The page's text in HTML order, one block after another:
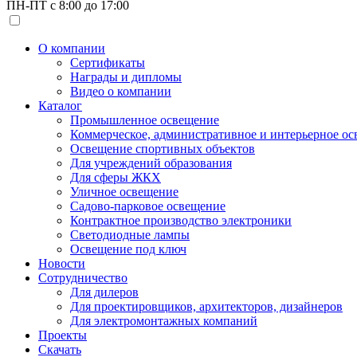
ПН-ПТ с 8:00 до 17:00
О компании
Сертификаты
Награды и дипломы
Видео о компании
Каталог
Промышленное освещение
Коммерческое, административное и интерьерное
Освещение спортивных объектов
Для учреждений образования
Для сферы ЖКХ
Уличное освещение
Садово-парковое освещение
Контрактное производство электроники
Светодиодные лампы
Освещение под ключ
Новости
Сотрудничество
Для дилеров
Для проектировщиков, архитекторов, дизайнеров
Для электромонтажных компаний
Проекты
Скачать